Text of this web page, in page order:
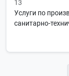
13
Услуги по
санитарно-